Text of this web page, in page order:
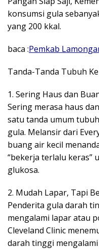
konsumsi gula
yang 200 kkal.
baca :Pemkab
Tanda-Tanda Tubuh
1. Sering Haus dan
Sering merasa haus
satu tanda umum
gula. Melansir dari
buang air kecil
“bekerja terlalu keras”
glukosa.
2. Mudah Lapar, Tapi
Penderita gula darah
mengalami lapar atau
Cleveland Clinic
darah tinggi